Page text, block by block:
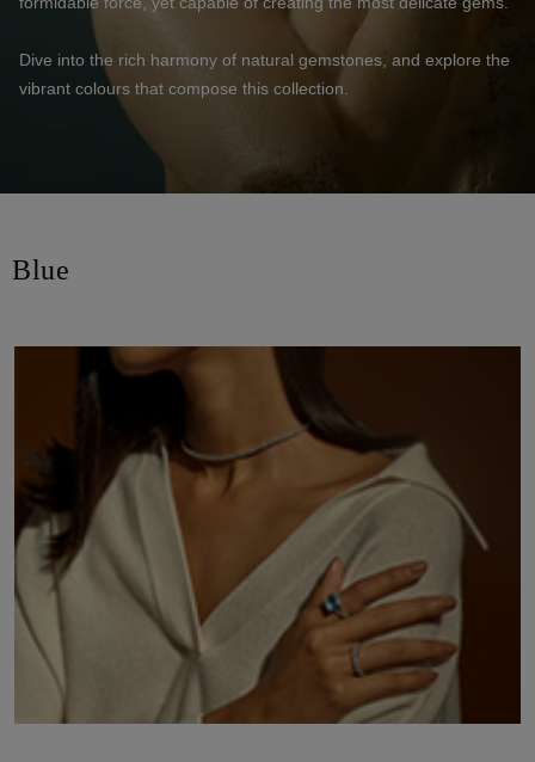
Dive into the rich harmony of natural gemstones, and explore the
vibrant colours that compose this collection.
Blue